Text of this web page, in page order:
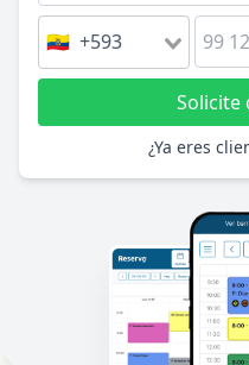
🇪🇨 +593
Solicite
¿Ya eres